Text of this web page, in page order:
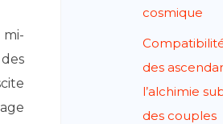
cosmique
des
l’alchimie
des couples